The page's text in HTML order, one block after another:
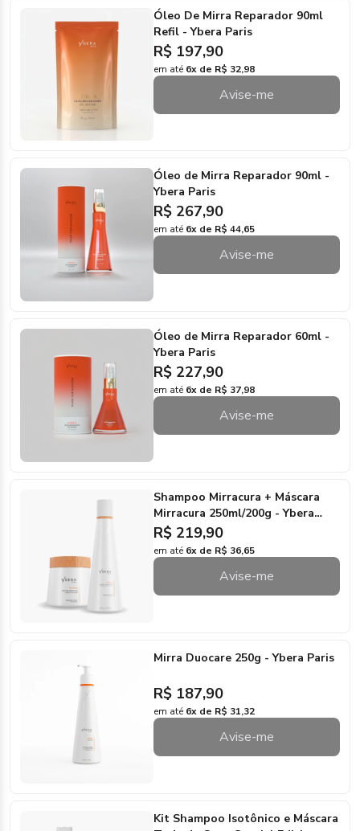
Óleo De Mirra Reparador 90ml
Refil - Ybera Paris
R$ 197,90
em até 6x de R$ 32,98
Avise-me
Óleo de Mirra Reparador 90ml -
Ybera Paris
R$ 267,90
em até 6x de R$ 44,65
Avise-me
Óleo de Mirra Reparador 60ml -
Ybera Paris
R$ 227,90
em até 6x de R$ 37,98
Avise-me
Shampoo Mirracura + Máscara
Mirracura 250ml/200g - Ybera
Paris
R$ 219,90
em até 6x de R$ 36,65
Avise-me
Mirra Duocare 250g - Ybera Paris
R$ 187,90
em até 6x de R$ 31,32
Avise-me
Kit Shampoo Isotônico e Máscara